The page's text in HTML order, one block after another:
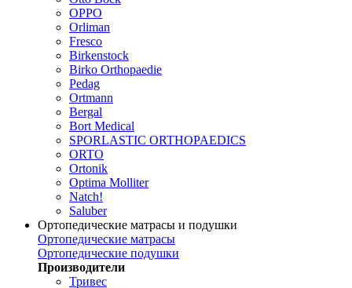
OPPO
Orliman
Fresco
Birkenstock
Birko Orthopaedie
Pedag
Ortmann
Bergal
Bort Medical
SPORLASTIC ORTHOPAEDICS
ORTO
Ortonik
Optima Molliter
Natch!
Saluber
Ортопедические матрасы и подушки
Ортопедические матрасы
Ортопедические подушки
Производители
Тривес